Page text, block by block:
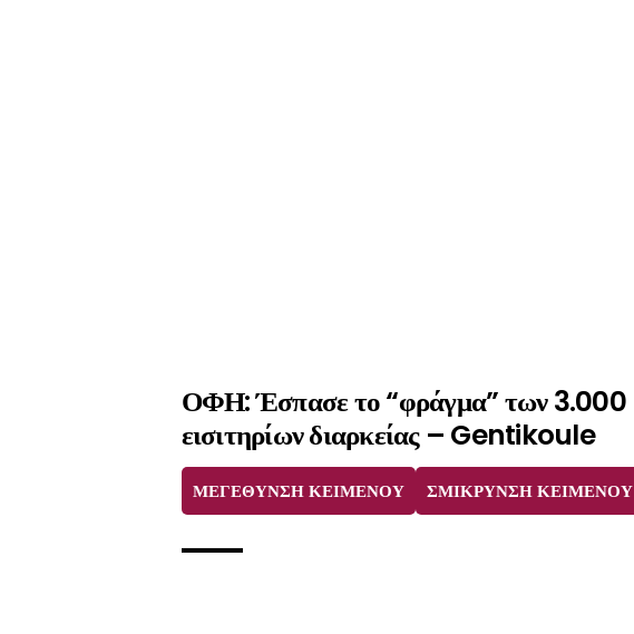
ΟΦΗ: Έσπασε το “φράγμα” των 3.000
εισιτηρίων διαρκείας – Gentikoule
ΜΕΓΕΘΥΝΣΗ ΚΕΙΜΕΝΟΥ ΣΜΙΚΡΥΝΣΗ ΚΕΙΜΕΝΟΥ